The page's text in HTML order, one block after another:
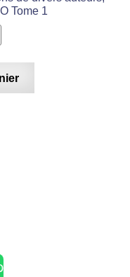
Tome 1